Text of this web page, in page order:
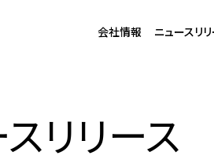
会社情報 ニュースリ
リリース